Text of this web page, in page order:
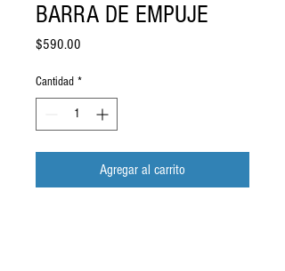
BARRA DE EMPUJE
$590.00
Cantidad *
Agregar al carrito